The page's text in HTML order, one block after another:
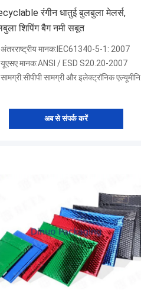
रंगीन धातुई बुलबुला मेलर्स,
शिपिंग बैग नमी सबूत
अंतरराष्ट्रीय मानक:IEC61340-5-1: 2007
यूएसए मानक:ANSI / ESD S20.20-2007
सामग्री:सीपीपी सामग्री और इलेक्ट्रॉनिक एल्यूमीनियम + पालतू कपड़े
अब से संपर्क करें